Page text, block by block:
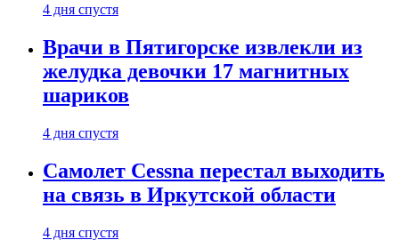
4 дня спустя
Врачи в Пятигорске извлекли из
желудка девочки 17 магнитных
шариков
4 дня спустя
Самолет Cessna перестал выходить
на связь в Иркутской области
4 дня спустя